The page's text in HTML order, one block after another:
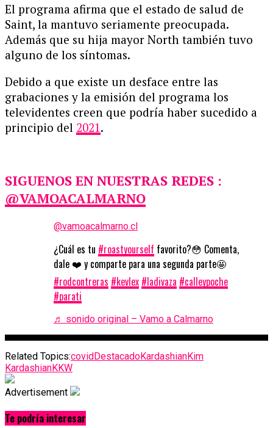
El programa afirma que el estado de salud de
Saint, la mantuvo seriamente preocupada.
Además que su hija mayor North también tuvo
alguno de los síntomas.
Debido a que existe un desface entre las
grabaciones y la emisión del programa los
televidentes creen que podría haber sucedido a
principio del 2021 .
SIGUENOS EN NUESTRAS REDES :
@VAMOACALMARNO
@vamoacalmarno.cl
¿Cuál es tu #roastyourself favorito?😳 Comenta,
dale ❤️ y comparte para una segunda parte🤩
#rodcontreras #kevlex #ladivaza #calleypoche
#parati
♬ sonido original – Vamo a Calmarno
Related Topics:covidDestacadoKardashianKim
KardashianKKW
Advertisement
Te podría interesar